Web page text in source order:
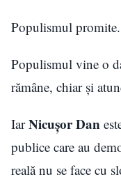
Populismul
Populismul vine o
rămâne, chiar și
IarNicușor Dan
publice care au
reală nu se face cu